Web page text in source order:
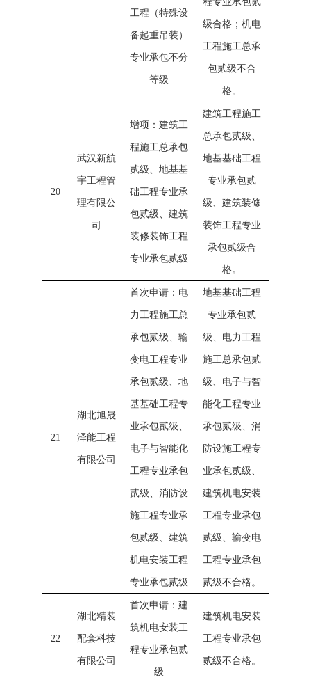
工程（特殊设
备起重吊装）
专业承包不分
等级
级合格；机电
工程施工总承
包贰级不合
格。
20
武汉新航
宇工程管
理有限公
司
增项：建筑工
程施工总承包
贰级、地基基
础工程专业承
包贰级、建筑
装修装饰工程
专业承包贰级
建筑工程施工
总承包贰级、
地基基础工程
专业承包贰
级、建筑装修
装饰工程专业
承包贰级合
格。
21
湖北旭晟
泽能工程
有限公司
首次申请：电
力工程施工总
承包贰级、输
变电工程专业
承包贰级、地
基基础工程专
业承包贰级、
电子与智能化
工程专业承包
贰级、消防设
施工程专业承
包贰级、建筑
机电安装工程
专业承包贰级
地基基础工程
专业承包贰
级、电力工程
施工总承包贰
级、电子与智
能化工程专业
承包贰级、消
防设施工程专
业承包贰级、
建筑机电安装
工程专业承包
贰级、输变电
工程专业承包
贰级不合格。
22
湖北精装
配套科技
有限公司
首次申请：建
筑机电安装工
程专业承包贰
级
建筑机电安装
工程专业承包
贰级不合格。